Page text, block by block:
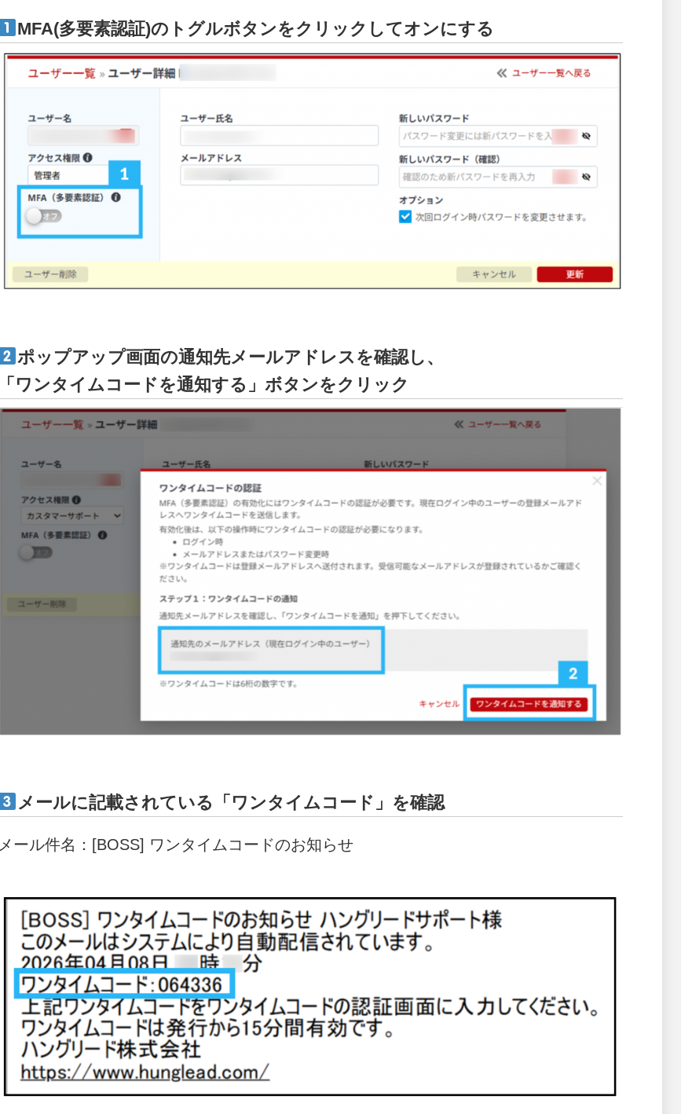
MFA(多要素認証)のトグルボタンをクリックしてオンにする
ポップアップ画面の通知先メールアドレスを確認し、
「ワンタイムコードを通知する」ボタンをクリック
メールに記載されている「ワンタイムコード」を確認
メール件名：[BOSS] ワンタイムコードのお知らせ